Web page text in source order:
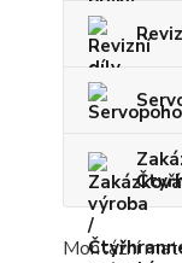
Montážní